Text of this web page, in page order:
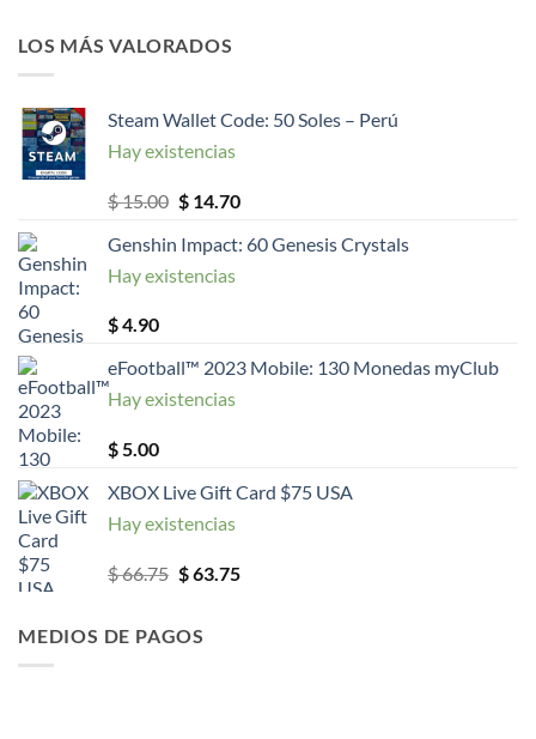
LOS MÁS VALORADOS
Steam Wallet Code: 50 Soles – Perú
Hay existencias
$15.00 El
original
era:
$14.70El
actual
Genshin Impact: 60 Genesis Crystals
Hay existencias
$4.90
eFootball™ 2023 Mobile: 130 Monedas myClub
Hay existencias
$5.00
XBOX Live Gift Card $75 USA
Hay existencias
$66.75 El
era:
$63.75El
MEDIOS DE PAGOS